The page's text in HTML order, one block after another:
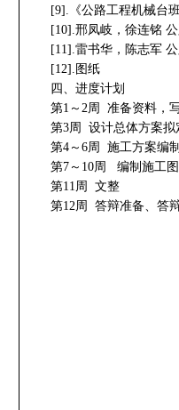
[9]. 《公路工程机械台
[10].邢凤岐，徐连铭
[11].雷书华，陈志军
[12]. 图纸
四、进度计划
第1 ～ 2周
准备资料，
第3周
设计总体方案拟
第4～ 6周
施工方案编制
第7～ 10周
编制施工
第11周
文整
第12周 答辩准备、答